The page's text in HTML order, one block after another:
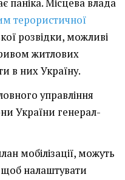
паніка. Місцева влада
терористичної
розвідки, можливі
житлових
в них Україну.
управління
України генерал-
мобілізації, можуть
щоб налаштувати